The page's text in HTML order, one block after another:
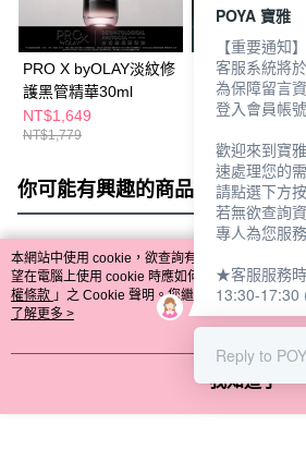
PRO X byOLAY淡紋修
護黑管精華30ml
NT$1,649
NT$1,779
PRO X
斑淨白精華液
NT$1,599
你可能有興趣的商品 全站排行
熱門標籤
本網站中使用 cookie，欲查詢有關本網站使用
望在電腦上使用 cookie 時應如何變更電腦的
權條款 」之 Cookie 聲明。您繼續使用本網站即表
用條款之 Cookie 聲明使用 cookie。
了解更多 >
我知道了
POYA 寶雅
【重要通知】
客服系統將
為保障留言
登入會員帳
歡迎來到寶
速處理您的
請點選下方
若無欲查詢
專人為您服
★客服服務
13:30-17:30
Reply to